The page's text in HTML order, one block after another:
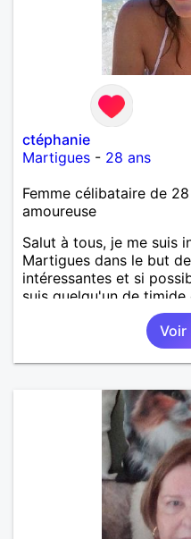
ctéphanie
Martigues - 28 ans
Femme célibataire de
amoureuse
Salut à tous, je me suis
Martigues dans le but
intéressantes et si
suis quelqu'un de
et c'est pourquoi j'ai
pour ça aussi que jeVoir